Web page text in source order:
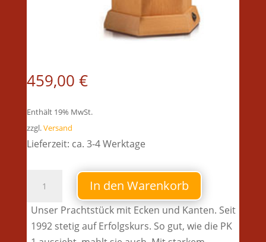
459,00 €
Enthält 19% MwSt.
zzgl.Versand
Lieferzeit: ca. 3-4 Werktage
PK1
Menge
In den Warenkorb
Unser Prachtstück mit Ecken und Kanten. Seit
1992 stetig auf Erfolgskurs. So gut, wie die PK